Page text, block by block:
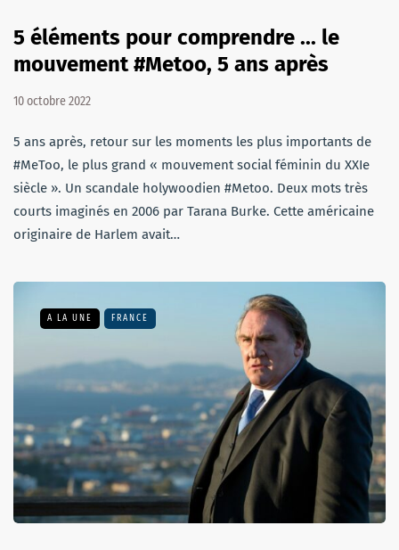
5 éléments pour comprendre ... le
mouvement #Metoo, 5 ans après
10 octobre 2022
5 ans après, retour sur les moments les plus importants de
#MeToo, le plus grand « mouvement social féminin du XXIe
siècle ». Un scandale holywoodien #Metoo. Deux mots très
courts imaginés en 2006 par Tarana Burke. Cette américaine
originaire de Harlem avait…
A LA UNE FRANCE